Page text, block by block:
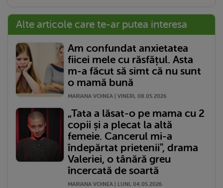
Alte articole care te-ar putea interesa
Am confundat anxietatea
fiicei mele cu răsfățul. Asta
m-a făcut să simt că nu sunt
o mamă bună
MARIANA VOINEA | VINERI, 08.05.2026
„Tata a lăsat-o pe mama cu 2
copii și a plecat la altă
femeie. Cancerul mi-a
îndepărtat prietenii", drama
Valeriei, o tânără greu
încercată de soartă
MARIANA VOINEA | LUNI, 04.05.2026